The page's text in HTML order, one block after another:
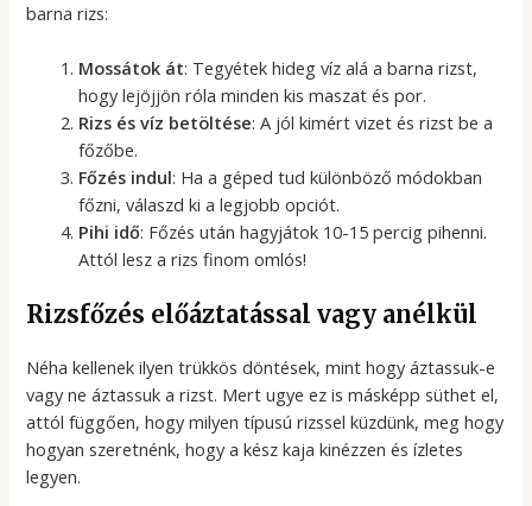
barna rizs:
Mossátok át: Tegyétek hideg víz alá a barna rizst,
hogy lejöjjön róla minden kis maszat és por.
Rizs és víz betöltése: A jól kimért vizet és rizst be a
főzőbe.
Főzés indul: Ha a géped tud különböző módokban
főzni, válaszd ki a legjobb opciót.
Pihi idő: Főzés után hagyjátok 10-15 percig pihenni.
Attól lesz a rizs finom omlós!
Rizsfőzés előáztatással vagy anélkül
Néha kellenek ilyen trükkös döntések, mint hogy áztassuk-e
vagy ne áztassuk a rizst. Mert ugye ez is másképp süthet el,
attól függően, hogy milyen típusú rizssel küzdünk, meg hogy
hogyan szeretnénk, hogy a kész kaja kinézzen és ízletes
legyen.